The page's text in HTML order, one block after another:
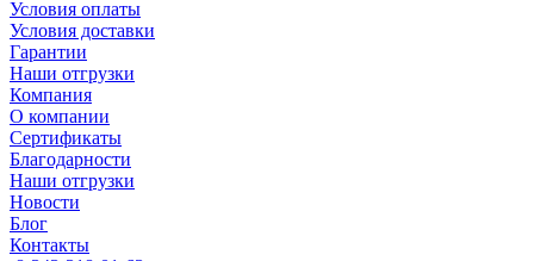
Условия оплаты
Условия доставки
Гарантии
Наши отгрузки
Компания
О компании
Сертификаты
Благодарности
Наши отгрузки
Новости
Блог
Контакты